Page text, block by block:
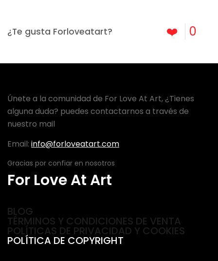
¿Te gusta Forloveatart? ❤️ 0
Únete a la comunidad de For Love At Art, ¿Tienes
alguna duda? puedes contactarnos a través de
nuestro mail
Email: info@forloveatart.com
Gracias por confiar en nosotros
For Love At Art
BLOG
TÉRMINOS Y CONDICIONES DE VENTA
POLÍTICAS DE PRIVACIDAD Y COOKIES
POLÍTICA DE COPYRIGHT